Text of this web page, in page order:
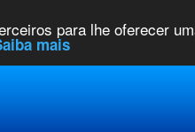
para lhe oferecer
mais